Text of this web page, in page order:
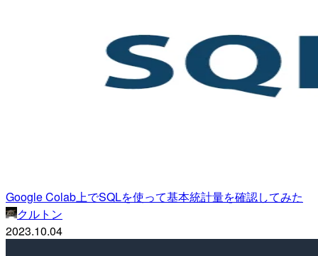
Google Colab上でSQLを使って基本統計量を確認してみた
クルトン
2023.10.04